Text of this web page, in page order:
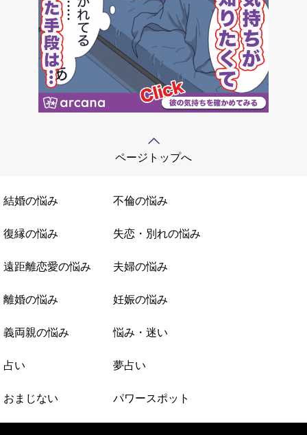
ページトップへ
結婚の悩み 不倫の悩み
復縁の悩み 失恋・別れの悩み
遠距離恋愛の悩み 夫婦の悩み
離婚の悩み 妊娠の悩み
義両親の悩み 悩み・迷い
占い 夢占い
おまじない パワースポット